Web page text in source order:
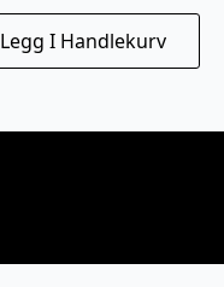
Legg I Handlekurv